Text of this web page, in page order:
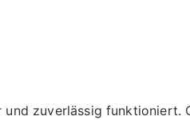
zuverlässig funktioniert.